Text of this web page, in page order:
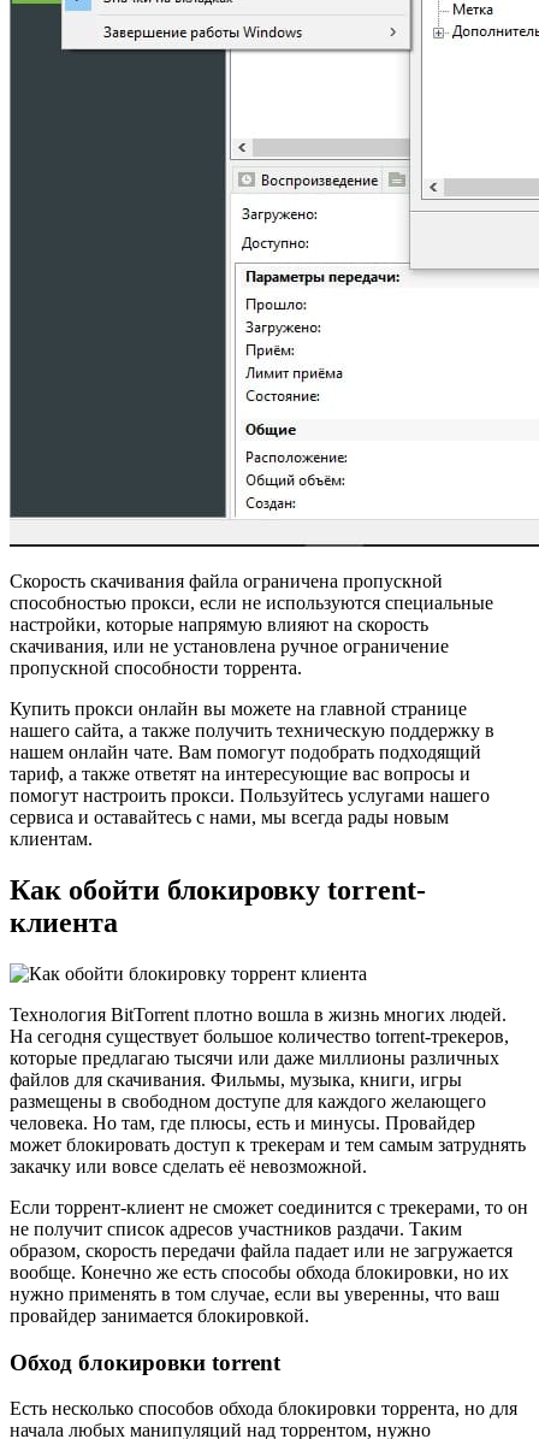
Скорость скачивания файла ограничена пропускной
способностью прокси, если не используются специальные
настройки, которые напрямую влияют на скорость
скачивания, или не установлена ручное ограничение
пропускной способности торрента.
Купить прокси онлайн вы можете на главной странице
нашего сайта, а также получить техническую поддержку в
нашем онлайн чате. Вам помогут подобрать подходящий
тариф, а также ответят на интересующие вас вопросы и
помогут настроить прокси. Пользуйтесь услугами нашего
сервиса и оставайтесь с нами, мы всегда рады новым
клиентам.
Как обойти блокировку torrent-
клиента
Технология BitTorrent плотно вошла в жизнь многих людей.
На сегодня существует большое количество torrent-трекеров,
которые предлагаю тысячи или даже миллионы различных
файлов для скачивания. Фильмы, музыка, книги, игры
размещены в свободном доступе для каждого желающего
человека. Но там, где плюсы, есть и минусы. Провайдер
может блокировать доступ к трекерам и тем самым затруднять
закачку или вовсе сделать её невозможной.
Если торрент-клиент не сможет соединится с трекерами, то он
не получит список адресов участников раздачи. Таким
образом, скорость передачи файла падает или не загружается
вообще. Конечно же есть способы обхода блокировки, но их
нужно применять в том случае, если вы уверенны, что ваш
провайдер занимается блокировкой.
Обход блокировки torrent
Есть несколько способов обхода блокировки торрента, но для
начала любых манипуляций над торрентом, нужно